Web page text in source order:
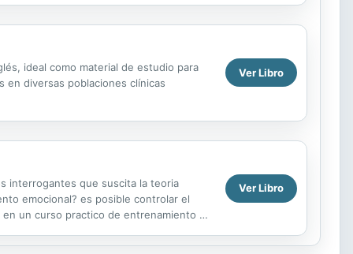
ideal como material de estudio para
en diversas poblaciones clínicas
Ver Libro
interrogantes que suscita la teoria
emocional? es posible controlar el
un curso practico de entrenamiento de
Ver Libro